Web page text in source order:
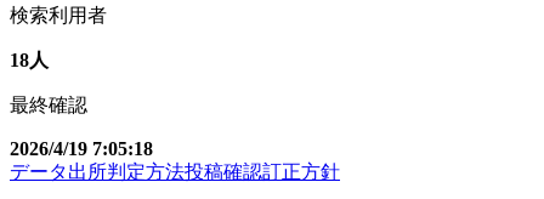
検索利用者
18人
最終確認
2026/4/19 7:05:18
データ出所判定方法投稿確認訂正方針